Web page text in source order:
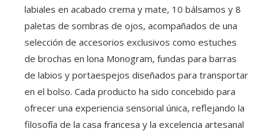
labiales en acabado crema y mate, 10 bálsamos y 8
paletas de sombras de ojos, acompañados de una
selección de accesorios exclusivos como estuches
de brochas en lona Monogram, fundas para barras
de labios y portaespejos diseñados para transportar
en el bolso. Cada producto ha sido concebido para
ofrecer una experiencia sensorial única, reflejando la
filosofía de la casa francesa y la excelencia artesanal